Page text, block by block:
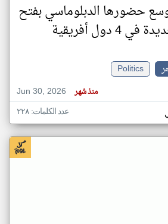
حضورها الدبلوماسي بفتح
دول أفريقية
Politics
Jun 30, 2026
منذ شهر
عدد الكلمات: ٢٢٨